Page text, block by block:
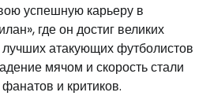
успешную карьеру в
где он достиг великих
атакующих футболистов
мячом и скорость стали
и критиков.